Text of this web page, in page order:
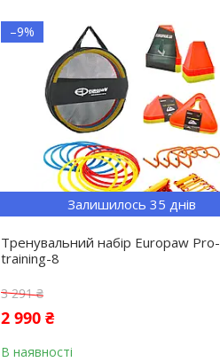
Залишилось 35 днів
–9%
Тренувальний набір Europaw Pro-
training-8
3 291 ₴
2 990 ₴
В наявності